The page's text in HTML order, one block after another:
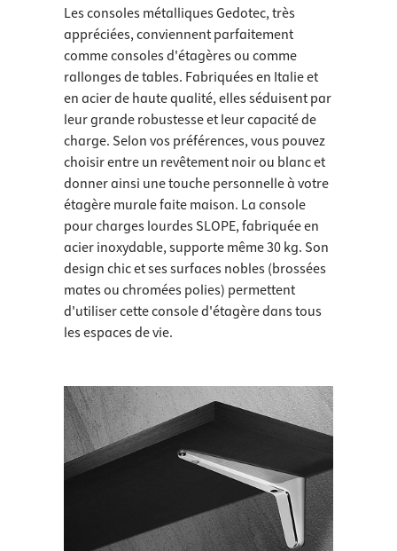
Les consoles métalliques Gedotec, très
appréciées, conviennent parfaitement
comme consoles d'étagères ou comme
rallonges de tables. Fabriquées en Italie et
en acier de haute qualité, elles séduisent par
leur grande robustesse et leur capacité de
charge. Selon vos préférences, vous pouvez
choisir entre un revêtement noir ou blanc et
donner ainsi une touche personnelle à votre
étagère murale faite maison. La console
pour charges lourdes SLOPE, fabriquée en
acier inoxydable, supporte même 30 kg. Son
design chic et ses surfaces nobles (brossées
mates ou chromées polies) permettent
d'utiliser cette console d'étagère dans tous
les espaces de vie.